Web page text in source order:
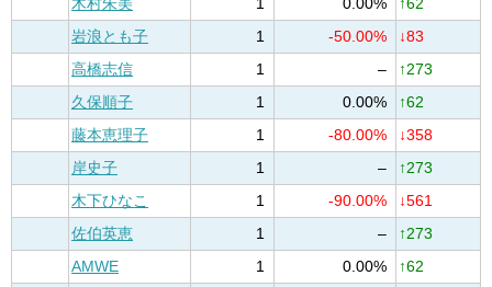
木村朱美 1 0.00%
↑62
岩浪とも子
1 -50.00%
↓83
高橋志信
1 –
↑273
久保順子
1 0.00%
↑62
藤本恵理子
1 -80.00%
↓358
岸史子
1 –
↑273
木下ひなこ
1 -90.00%
↓561
佐伯英恵
1 –
↑273
AMWE
1 0.00%
↑62